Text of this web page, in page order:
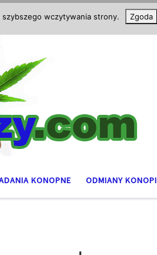
KONOPNE ODMIANY KONOPI
wczytywania strony. Zgoda